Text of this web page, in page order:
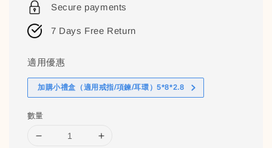
Secure payments
7 Days Free Return
適用優惠
加購小禮盒（適用戒指/項鍊/耳環）5*8*2.8
數量